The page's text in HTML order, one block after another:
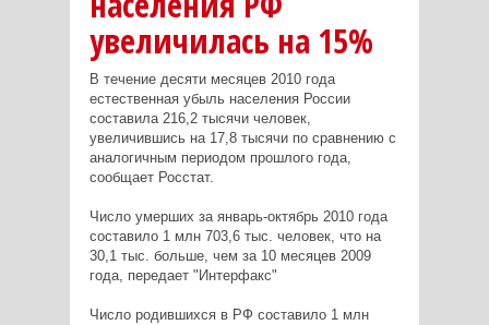
увеличилась на 15%
В течение десяти месяцев 2010 года
естественная убыль населения России
составила 216,2 тысячи человек,
увеличившись на 17,8 тысячи по сравнению с
аналогичным периодом прошлого года,
сообщает Росстат.
Число умерших за январь-октябрь 2010 года
составило 1 млн 703,6 тыс. человек, что на
30,1 тыс. больше, чем за 10 месяцев 2009
года, передает "Интерфакс"
Число родившихся в РФ составило 1 млн